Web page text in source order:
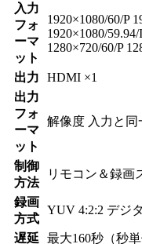
入力
フォ
ーマ
ット
1920×1080/60/P
1920×1080/
1280×720/60/P
出力
HDMI ×1
出力
フォ
ーマ
ット
解像度 入力と同
制御
方法
リモコン＆録画
録画
方式
YUV 4:2:2 デジ
遅延
最大160秒（秒